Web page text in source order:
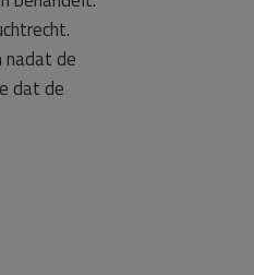
nadat de
dat de